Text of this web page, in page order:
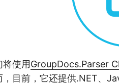
使用GroupDocs.Parser
，目前，它还提供.NET、